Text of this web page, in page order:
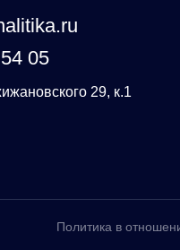
29, к.1
Политика в
05